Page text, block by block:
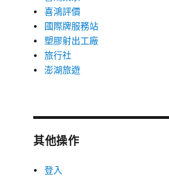
喜鴻評價
國際牌服務站
塑膠射出工廠
旅行社
澎湖旅遊
其他操作
登入